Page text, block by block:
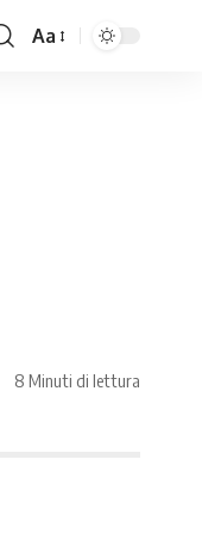
Aa
8 Minuti di lettura